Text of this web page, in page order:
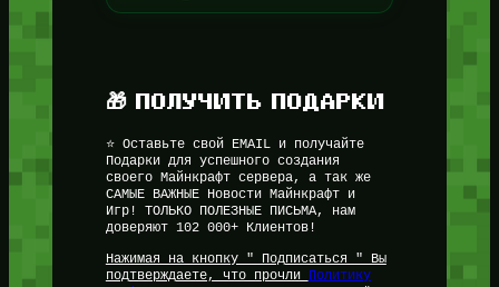
🎁 ПОЛУЧИТЬ ПОДАРКИ
⭐ Оставьте свой EMAIL и получайте
Подарки для успешного создания
своего Майнкрафт сервера, а так же
САМЫЕ ВАЖНЫЕ Новости Майнкрафт и
Игр! ТОЛЬКО ПОЛЕЗНЫЕ ПИСЬМА, нам
доверяют 102 000+ Клиентов!
Нажимая на кнопку " Подписаться " Вы
подтверждаете, что прочли Политику